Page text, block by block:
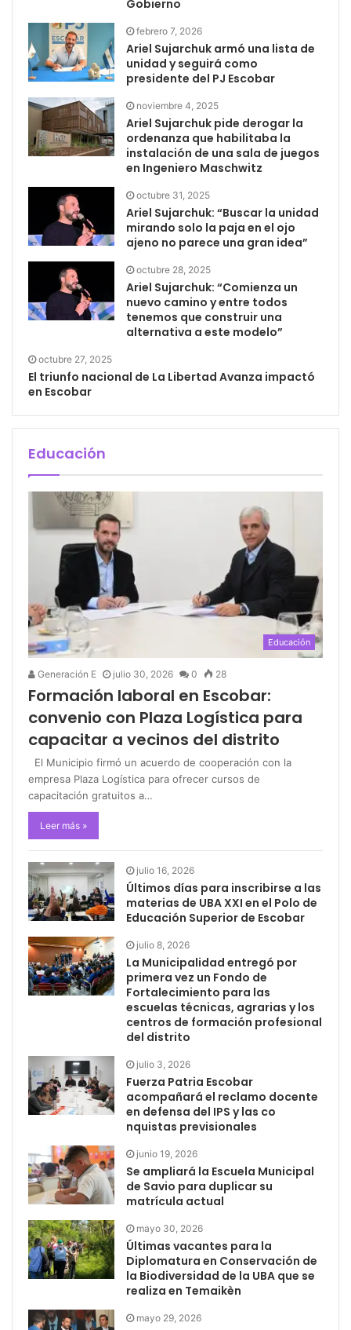
Gobierno
febrero 7, 2026
Ariel Sujarchuk armó una lista de
unidad y seguirá como
presidente del PJ Escobar
noviembre 4, 2025
Ariel Sujarchuk pide derogar la
ordenanza que habilitaba la
instalación de una sala de juegos
en Ingeniero Maschwitz
octubre 31, 2025
Ariel Sujarchuk: “Buscar la unidad
mirando solo la paja en el ojo
ajeno no parece una gran idea”
octubre 28, 2025
Ariel Sujarchuk: “Comienza un
nuevo camino y entre todos
tenemos que construir una
alternativa a este modelo”
octubre 27, 2025
El triunfo nacional de La Libertad Avanza impactó
en Escobar
Educación
Educación
Generación E julio 30, 2026 0 28
Formación laboral en Escobar:
convenio con Plaza Logística para
capacitar a vecinos del distrito
El Municipio firmó un acuerdo de cooperación con la
empresa Plaza Logística para ofrecer cursos de
capacitación gratuitos a…
Leer más »
julio 16, 2026
Últimos días para inscribirse a las
materias de UBA XXI en el Polo de
Educación Superior de Escobar
julio 8, 2026
La Municipalidad entregó por
primera vez un Fondo de
Fortalecimiento para las
escuelas técnicas, agrarias y los
centros de formación profesional
del distrito
julio 3, 2026
Fuerza Patria Escobar
acompañará el reclamo docente
en defensa del IPS y las co
nquistas previsionales
junio 19, 2026
Se ampliará la Escuela Municipal
de Savio para duplicar su
matrícula actual
mayo 30, 2026
Últimas vacantes para la
Diplomatura en Conservación de
la Biodiversidad de la UBA que se
realiza en Temaikèn
mayo 29, 2026